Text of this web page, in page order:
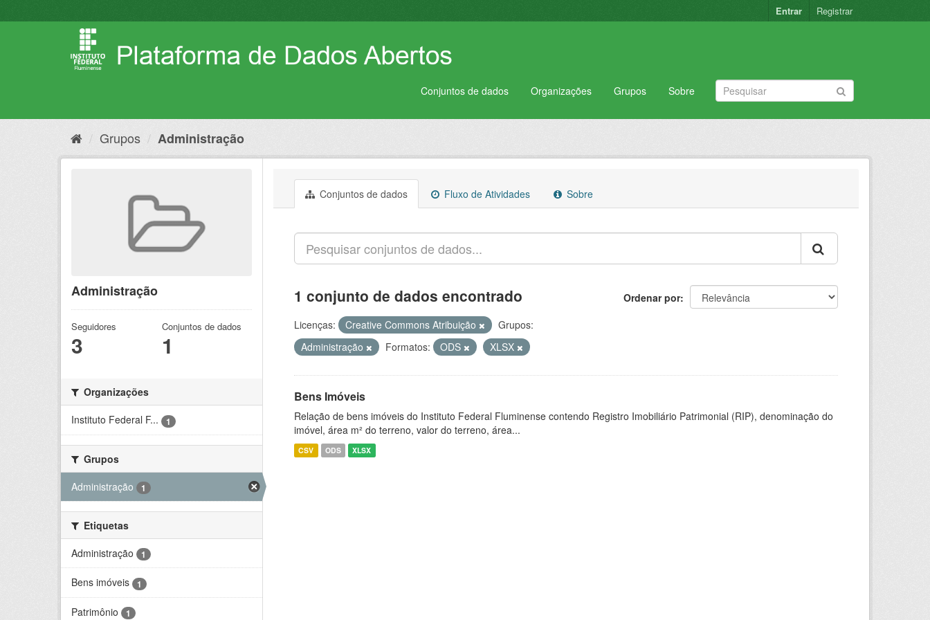
para
Entrar Registrar
Conjuntos de dados Organizações Grupos Sobre
Grupos Administração
Administração
Seguidores
3
Conjuntos de dados
1
Organizações
Instituto Federal F...
1
Grupos
Administração
1
Etiquetas
Administração
1
Bens imóveis 1
Patrimônio 1
Conjuntos de dados Fluxo de Atividades Sobre
Ordenar por
1 conjunto de dados encontrado
Licenças: Creative Commons Atribuição
Grupos:
Administração
Formatos: ODS XLSX
Bens Imóveis
Relação de bens imóveis do Instituto Federal Fluminense contendo Registro Imobiliário Patrimonial (RIP), denominação do
imóvel, área m² do terreno, valor do terreno, área...
CSV ODS XLSX